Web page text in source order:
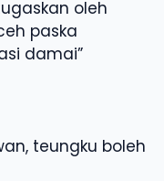
oleh
paska
damai”
teungku boleh